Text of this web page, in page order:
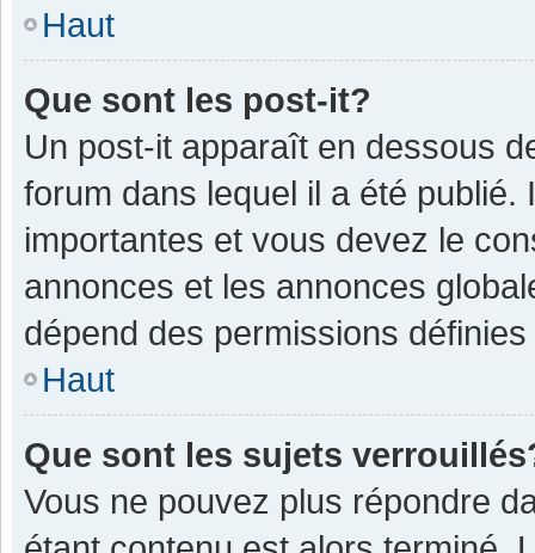
Haut
Que sont les post-it?
Un post-it apparaît en dessous
forum dans lequel il a été
importantes et vous devez le
annonces et les annonces
dépend des permissions définies
Haut
Que sont les sujets
Vous ne pouvez plus répondre